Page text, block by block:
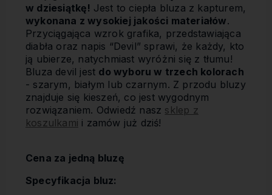
w dziesiątkę! Jest to ciepła bluza z kapturem,
wykonana z wysokiej jakości materiałów.
Przyciągająca wzrok grafika, przedstawiająca
diabła oraz napis “Devil” sprawi, że każdy, kto
ją ubierze, natychmiast wyróżni się z tłumu!
Bluza devil jest do wyboru w trzech kolorach
- szarym, białym lub czarnym. Z przodu bluzy
znajduje się kieszeń, co jest wygodnym
rozwiązaniem. Odwiedź nasz sklep z
koszulkami i zamów już dziś!
Cena za jedną bluzę
Specyfikacja bluz: